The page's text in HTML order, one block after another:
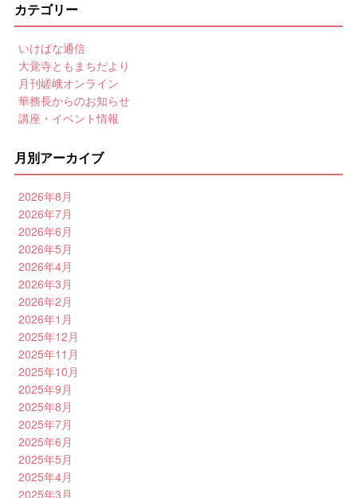
カテゴリー
いけばな通信
大覚寺ともまちだより
月刊嵯峨オンライン
華務長からのお知らせ
講座・イベント情報
月別アーカイブ
2026年8月
2026年7月
2026年6月
2026年5月
2026年4月
2026年3月
2026年2月
2026年1月
2025年12月
2025年11月
2025年10月
2025年9月
2025年8月
2025年7月
2025年6月
2025年5月
2025年4月
2025年3月